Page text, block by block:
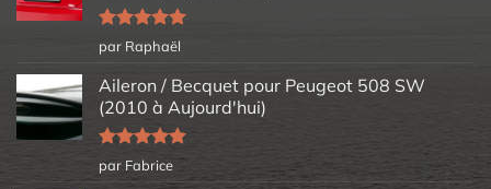
Note5sur
5
par Raphaël
Aileron / Becquet pour Peugeot 508 SW
(2010 à Aujourd'hui)
Note5sur
5
par Fabrice